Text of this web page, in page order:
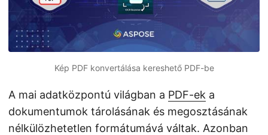
Kép PDF konvertálása kereshető PDF-be
A mai adatközpontú világban a PDF-ek a
dokumentumok tárolásának és megosztásának
nélkülözhetetlen formátumává váltak. Azonban